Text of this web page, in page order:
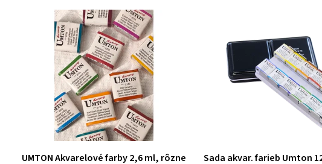
UMTON Akvarelové farby 2,6 ml, rôzne
Sada akvar. farieb Umton